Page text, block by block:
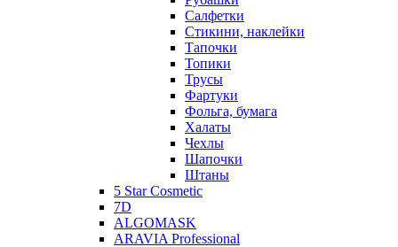
Салфетки
Стикини, наклейки
Тапочки
Топики
Трусы
Фартуки
Фольга, бумага
Халаты
Чехлы
Шапочки
Штаны
5 Star Cosmetic
7D
ALGOMASK
ARAVIA Professional